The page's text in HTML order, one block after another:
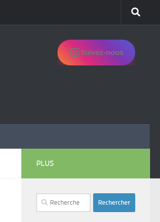
Suivez-nous
PLUS
Rechercher :